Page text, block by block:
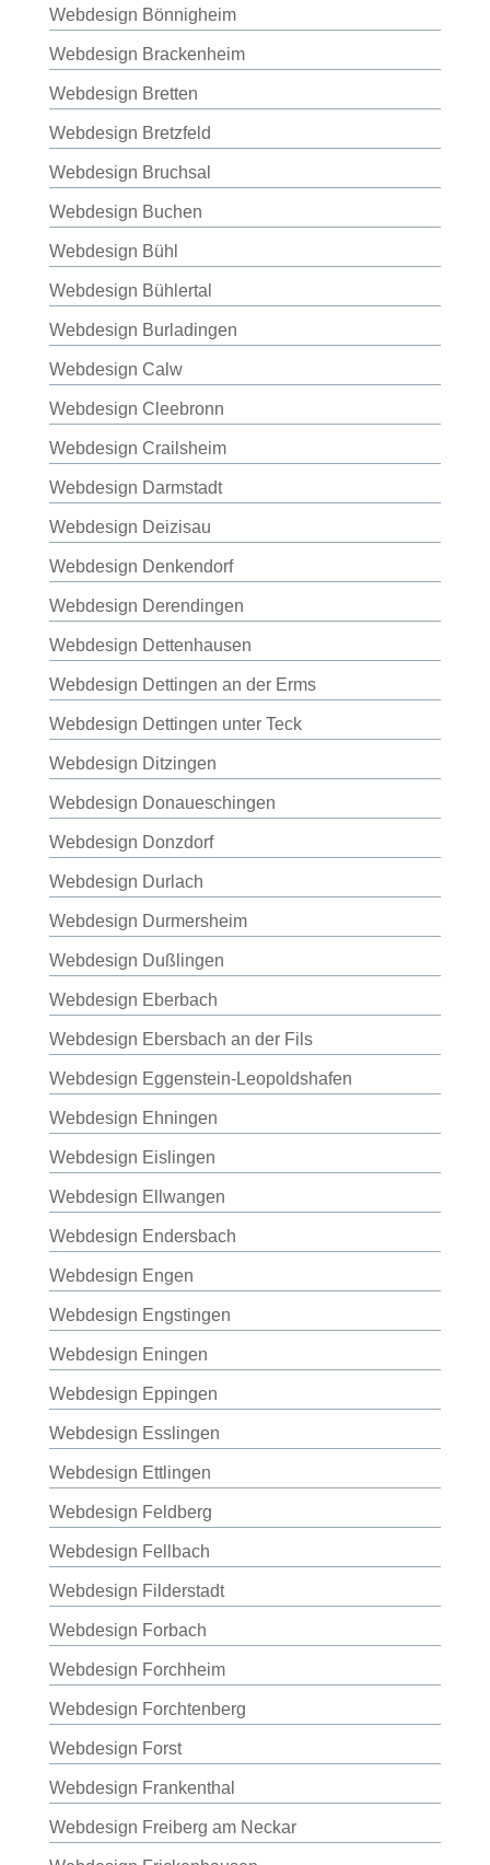
Webdesign Bönnigheim
Webdesign Brackenheim
Webdesign Bretten
Webdesign Bretzfeld
Webdesign Bruchsal
Webdesign Buchen
Webdesign Bühl
Webdesign Bühlertal
Webdesign Burladingen
Webdesign Calw
Webdesign Cleebronn
Webdesign Crailsheim
Webdesign Darmstadt
Webdesign Deizisau
Webdesign Denkendorf
Webdesign Derendingen
Webdesign Dettenhausen
Webdesign Dettingen an der Erms
Webdesign Dettingen unter Teck
Webdesign Ditzingen
Webdesign Donaueschingen
Webdesign Donzdorf
Webdesign Durlach
Webdesign Durmersheim
Webdesign Dußlingen
Webdesign Eberbach
Webdesign Ebersbach an der Fils
Webdesign Eggenstein-Leopoldshafen
Webdesign Ehningen
Webdesign Eislingen
Webdesign Ellwangen
Webdesign Endersbach
Webdesign Engen
Webdesign Engstingen
Webdesign Eningen
Webdesign Eppingen
Webdesign Esslingen
Webdesign Ettlingen
Webdesign Feldberg
Webdesign Fellbach
Webdesign Filderstadt
Webdesign Forbach
Webdesign Forchheim
Webdesign Forchtenberg
Webdesign Forst
Webdesign Frankenthal
Webdesign Freiberg am Neckar